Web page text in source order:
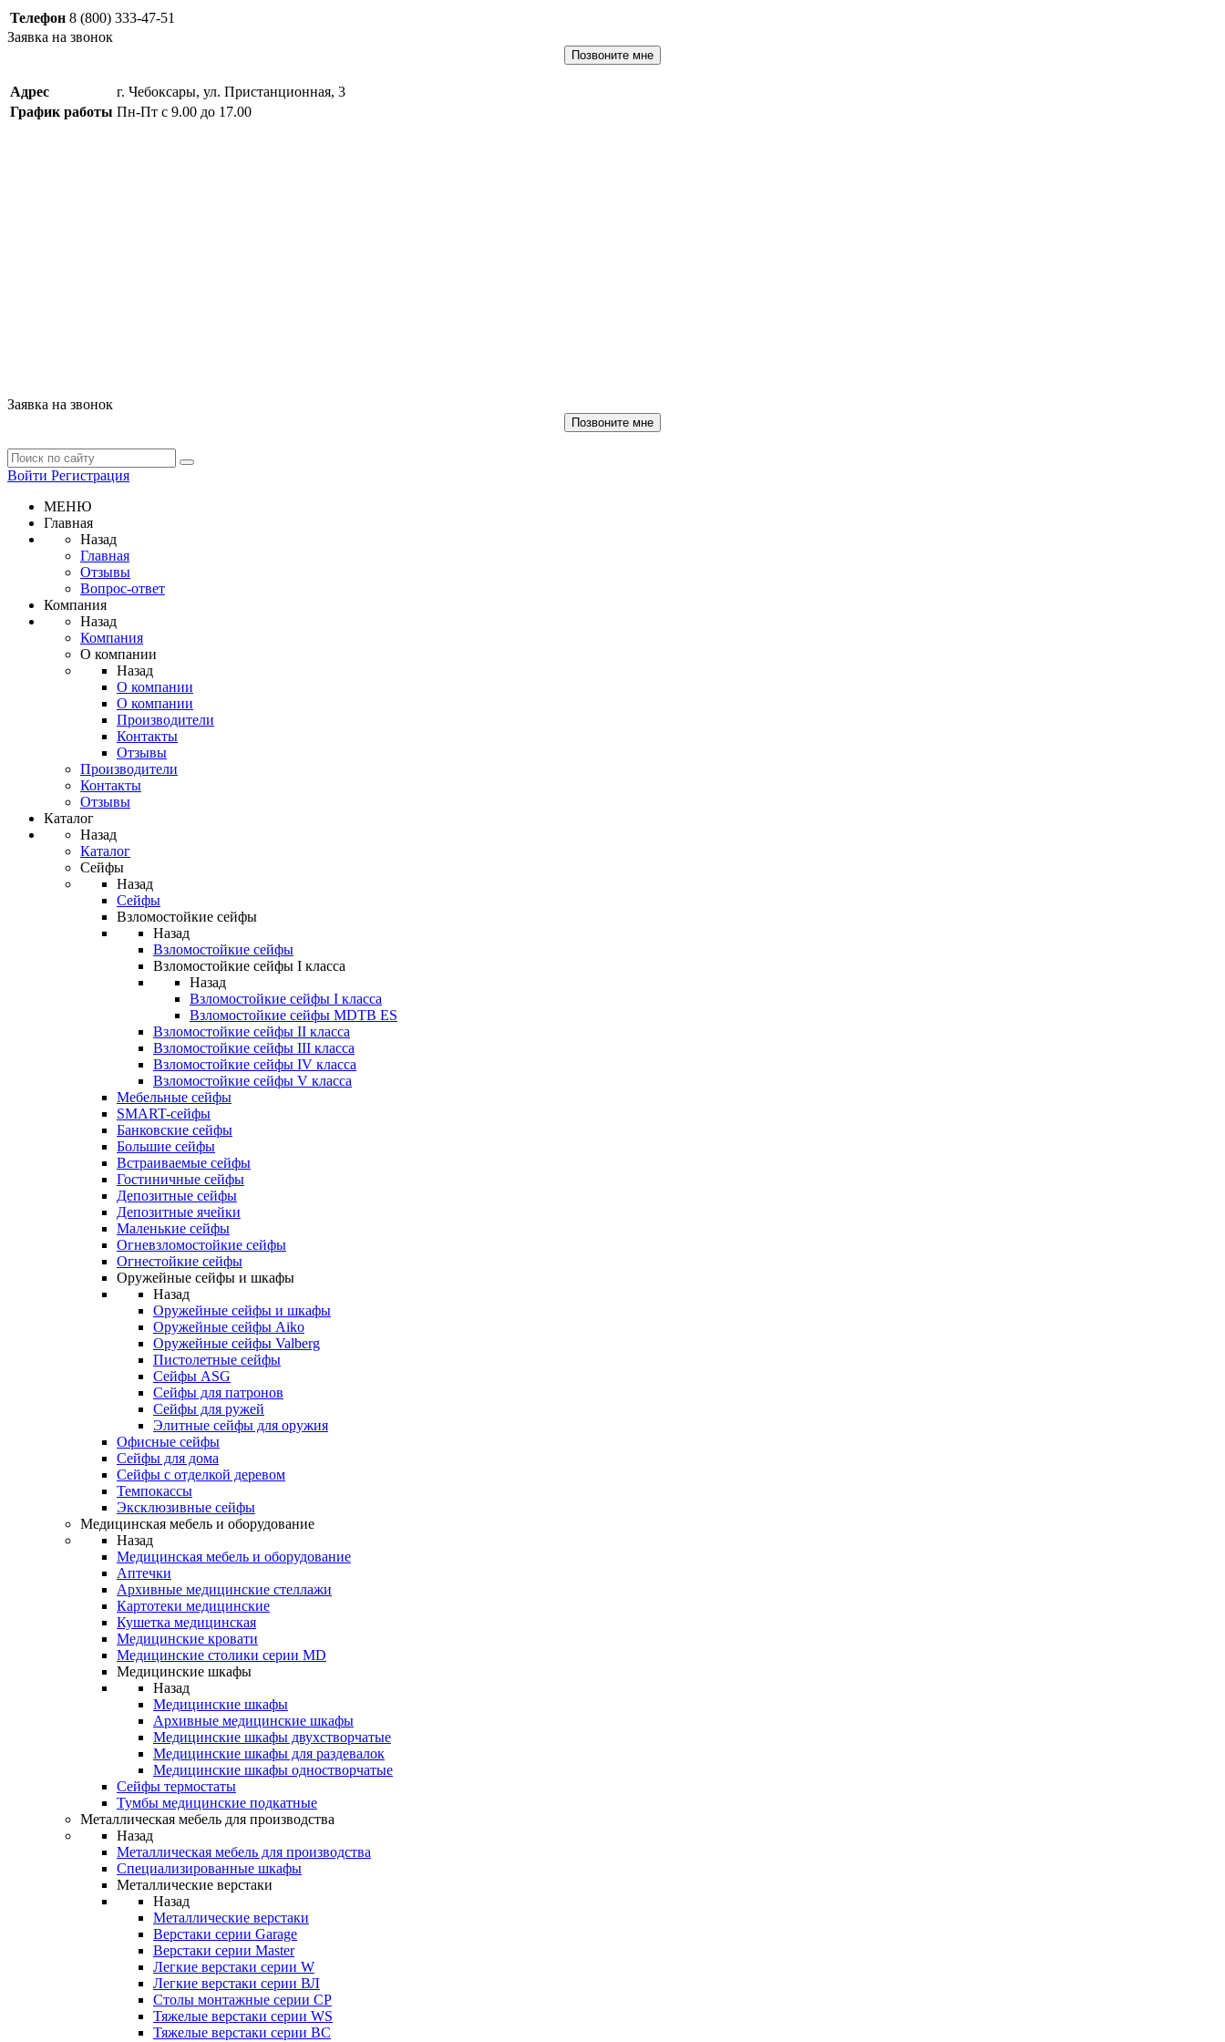
Телефон 8 (800) 333-47-51
Заявка на звонок
Позвоните мне
Адрес
г. Чебоксары, ул. Пристанционная, 3
График работы Пн-Пт с 9.00 до 17.00
Заявка на звонок
Позвоните мне
Войти Регистрация
МЕНЮ
Главная
Назад
Главная
Отзывы
Вопрос-ответ
Компания
Назад
Компания
О компании
Назад
О компании
О компании
Производители
Контакты
Отзывы
Производители
Контакты
Отзывы
Каталог
Назад
Каталог
Сейфы
Назад
Сейфы
Взломостойкие сейфы
Назад
Взломостойкие сейфы
Взломостойкие сейфы I класса
Назад
Взломостойкие сейфы I класса
Взломостойкие сейфы MDTB ES
Взломостойкие сейфы II класса
Взломостойкие сейфы III класса
Взломостойкие сейфы IV класса
Взломостойкие сейфы V класса
Мебельные сейфы
SMART-сейфы
Банковские сейфы
Большие сейфы
Встраиваемые сейфы
Гостиничные сейфы
Депозитные сейфы
Депозитные ячейки
Маленькие сейфы
Огневзломостойкие сейфы
Огнестойкие сейфы
Оружейные сейфы и шкафы
Назад
Оружейные сейфы и шкафы
Оружейные сейфы Aiko
Оружейные сейфы Valberg
Пистолетные сейфы
Сейфы ASG
Сейфы для патронов
Сейфы для ружей
Элитные сейфы для оружия
Офисные сейфы
Сейфы для дома
Сейфы с отделкой деревом
Темпокассы
Эксклюзивные сейфы
Медицинская мебель и оборудование
Назад
Медицинская мебель и оборудование
Аптечки
Архивные медицинские стеллажи
Картотеки медицинские
Кушетка медицинская
Медицинские кровати
Медицинские столики серии MD
Медицинские шкафы
Назад
Медицинские шкафы
Архивные медицинские шкафы
Медицинские шкафы двухстворчатые
Медицинские шкафы для раздевалок
Медицинские шкафы одностворчатые
Сейфы термостаты
Тумбы медицинские подкатные
Металлическая мебель для производства
Назад
Металлическая мебель для производства
Cпециализированные шкафы
Металлические верстаки
Назад
Металлические верстаки
Верстаки серии Garage
Верстаки серии Master
Легкие верстаки серии W
Легкие верстаки серии ВЛ
Столы монтажные серии СР
Тяжелые верстаки серии WS
Тяжелые верстаки серии ВС